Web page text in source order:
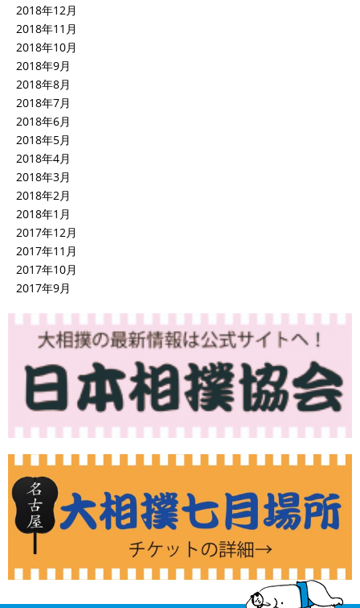
2018年12月
2018年11月
2018年10月
2018年9月
2018年8月
2018年7月
2018年6月
2018年5月
2018年4月
2018年3月
2018年2月
2018年1月
2017年12月
2017年11月
2017年10月
2017年9月